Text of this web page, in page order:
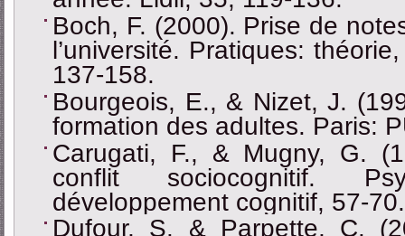
Boch, F. (2000). Prise de
l’université. Pratiques:
137-158.
Bourgeois, E., & Nizet, J.
formation des adultes. Paris:
Carugati, F., & Mugny, G.
conflit sociocognitif.
développement cognitif, 57-70.
Dufour, S. & Parpette, C.